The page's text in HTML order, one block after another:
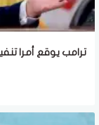
ترامب يوقع أمرا